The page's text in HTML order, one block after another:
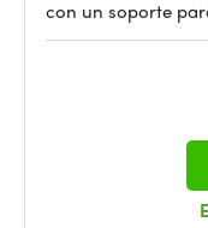
con un soporte